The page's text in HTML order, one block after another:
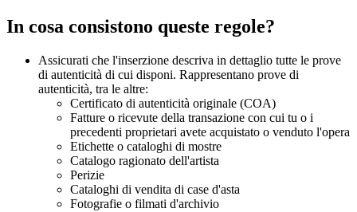
In cosa consistono queste regole?
Assicurati che l'inserzione descriva in dettaglio tutte le prove
di autenticità di cui disponi. Rappresentano prove di
autenticità, tra le altre:
Certificato di autenticità originale (COA)
Fatture o ricevute della transazione con cui tu o i
precedenti proprietari avete acquistato o venduto l'opera
Etichette o cataloghi di mostre
Catalogo ragionato dell'artista
Perizie
Cataloghi di vendita di case d'asta
Fotografie o filmati d'archivio